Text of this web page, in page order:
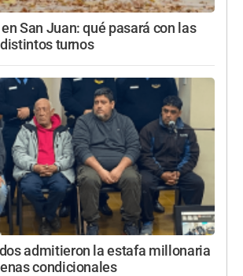
San Juan: qué pasará con las
turnos
admitieron la estafa millonaria
condicionales